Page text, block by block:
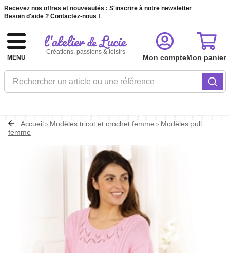
Recevez nos offres et nouveautés : S'inscrire à notre newsletter
Besoin d'aide ? Contactez-nous !
MENU
Créations, passions & loisirs
Rechercher un article ou une référence
Mon compteMon panier
Accueil > Modèles tricot et crochet femme > Modèles pull
femme